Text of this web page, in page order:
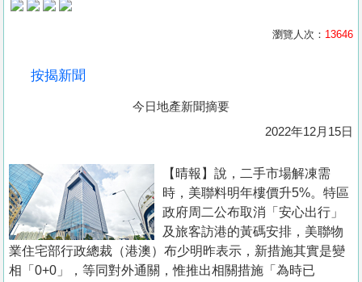
產
置
業
手
冊
瀏覽人次： 13646
按揭新聞
今日地產新聞摘要
2022年12月15日
【晴報】說，二手市場解凍需
時，美聯料明年樓價升5%。特區
政府周二公布取消「安心出行」
及旅客訪港的黃碼安排，美聯物
業住宅部行政總裁（港澳）布少明昨表示，新措施其實是變
相「0+0」，等同對外通關，惟推出相關措施「為時已